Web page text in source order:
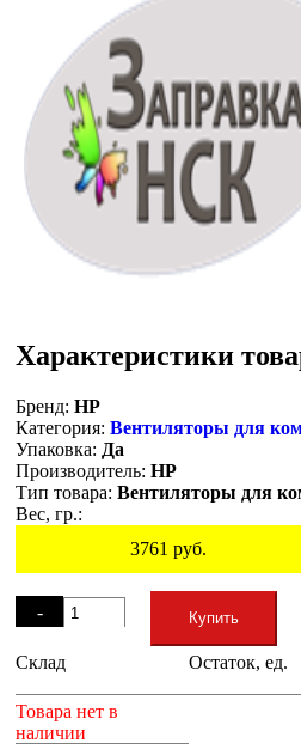
Характеристики
Бренд: HP
Категория: Вентиляторы для
Упаковка: Да
Производитель: HP
Тип товара: Вентиляторы для
Вес, гр.:
3761 руб.
-
+
Купить
Склад Остаток, ед.
Товара нет в
наличии